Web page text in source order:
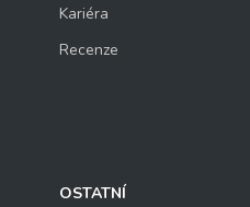
Kariéra
Recenze
OSTATNÍ